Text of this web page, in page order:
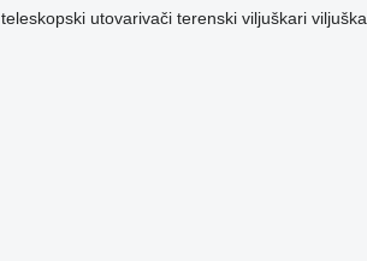
teleskopski utovarivači terenski viljuškari